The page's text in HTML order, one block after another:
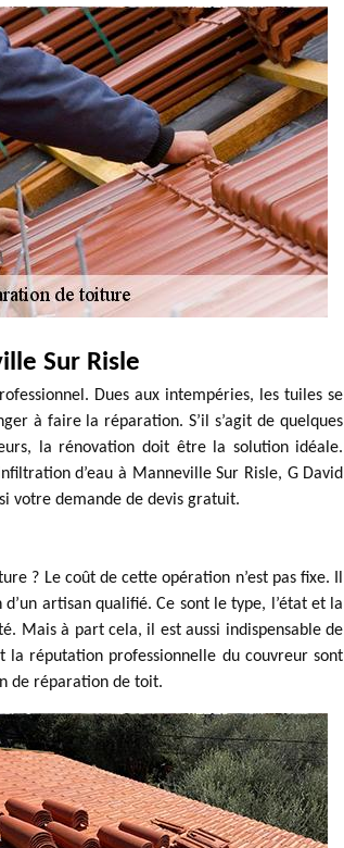
Sur Risle
Dues aux intempéries, les tuiles se
à faire la réparation. S’il s’agit de quelques
la rénovation doit être la solution idéale.
d’eau à Manneville Sur Risle, G David
votre demande de devis gratuit.
? Le coût de cette opération n’est pas fixe. Il
artisan qualifié. Ce sont le type, l’état et la
Mais à part cela, il est aussi indispensable de
la réputation professionnelle du couvreur sont
de réparation de toit.